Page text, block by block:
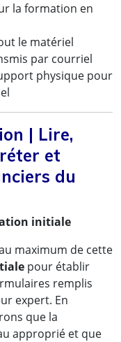
la formation en
le matériel
par courriel
physique pour
| Lire,
et
du
initiale
maximum de cette
pour établir
remplis
expert. En
que la
approprié et que